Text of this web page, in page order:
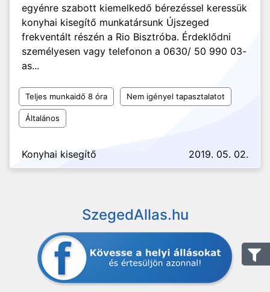
egyénre szabott kiemelkedő bérezéssel keressük
konyhai kisegítő munkatársunk Újszeged
frekventált részén a Rio Bisztróba. Érdeklődni
személyesen vagy telefonon a 0630/ 50 990 03-
as...
Teljes munkaidő 8 óra Nem igényel tapasztalatot
Általános
Konyhai kisegítő 2019. 05. 02.
SzegedAllas.hu